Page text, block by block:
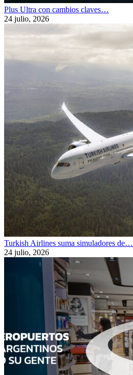
Plus Ultra con cambios claves…
24 julio, 2026
Turkish Airlines suma simuladores de…
24 julio, 2026